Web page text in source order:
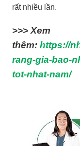
rất nhiều lần.
>>> Xem
thêm: https://
rang-gia-bao-
tot-nhat-nam/